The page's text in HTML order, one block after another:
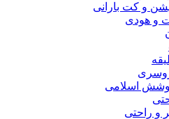
و کت بارانی
و هودی
اسلامی
و راحتی